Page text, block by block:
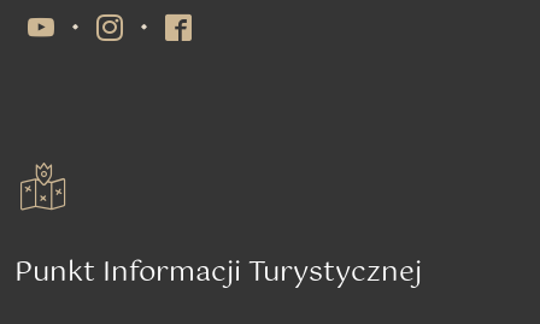
YouTubeInstagramFacebook
Punkt Informacji Turystycznej